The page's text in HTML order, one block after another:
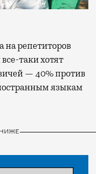
таки хотят
— 40% против
языкам